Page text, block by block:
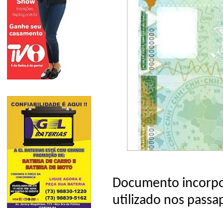
Documento
utilizado nos